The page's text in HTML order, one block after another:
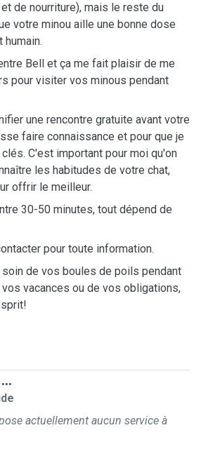
de nourriture), mais le reste du
votre minou aille une bonne dose
humain.
Bell et ça me fait plaisir de me
pour visiter vos minous pendant
une rencontre gratuite avant votre
faire connaissance et pour que je
C'est important pour moi qu'on
les habitudes de votre chat,
offrir le meilleur.
30-50 minutes, tout dépend de
pour toute information.
de vos boules de poils pendant
vacances ou de vos obligations,
actuellement aucun service à